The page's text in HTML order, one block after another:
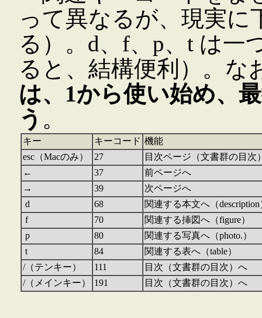
って異なるが、現実
る）。d、f、p、t は一
ると、結構便利）。な
は、1から使い始め、
う 。
キー キーコード 機能
esc（Macのみ）
27
目次ページ（文書群の目次
←
37
前ページへ
→
39
次ページへ
d
68
関連する本文へ（description
f
70
関連する挿図へ（figure）
p
80
関連する写真へ（photo.）
t
84
関連する表へ（table）
/（テンキー）
111
目次（文書群の目次）へ
/（メインキー）
191 目次（文書群の目次）へ